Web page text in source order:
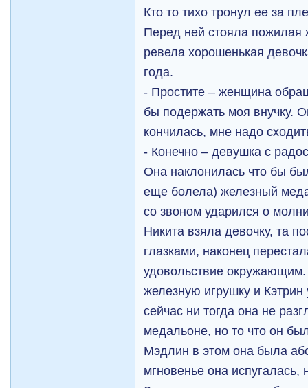
Кто то тихо тронул ее за
Перед ней стояла пожилая
ревела хорошенькая
года.
- Простите – женщина
бы подержать моя внучку.
кончилась, мне надо
- Конечно – девушка с
Она наклонилась что бы
еще болела) железный
со звоном ударился о
Никита взяла девочку, та
глазками, наконец
удовольствие
железную игрушку и
сейчас ни тогда она не
медальоне, но то что он
Мэдлин в этом она была
мгновенье она испугалась,